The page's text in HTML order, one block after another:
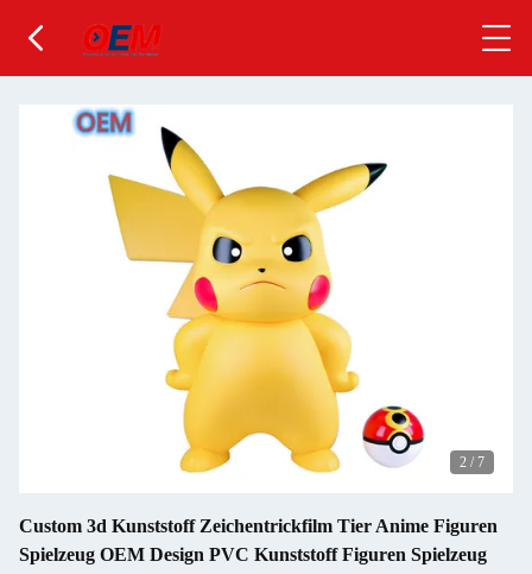
2 / 7
Custom 3d Kunststoff Zeichentrickfilm Tier Anime Figuren
Spielzeug OEM Design PVC Kunststoff Figuren Spielzeug